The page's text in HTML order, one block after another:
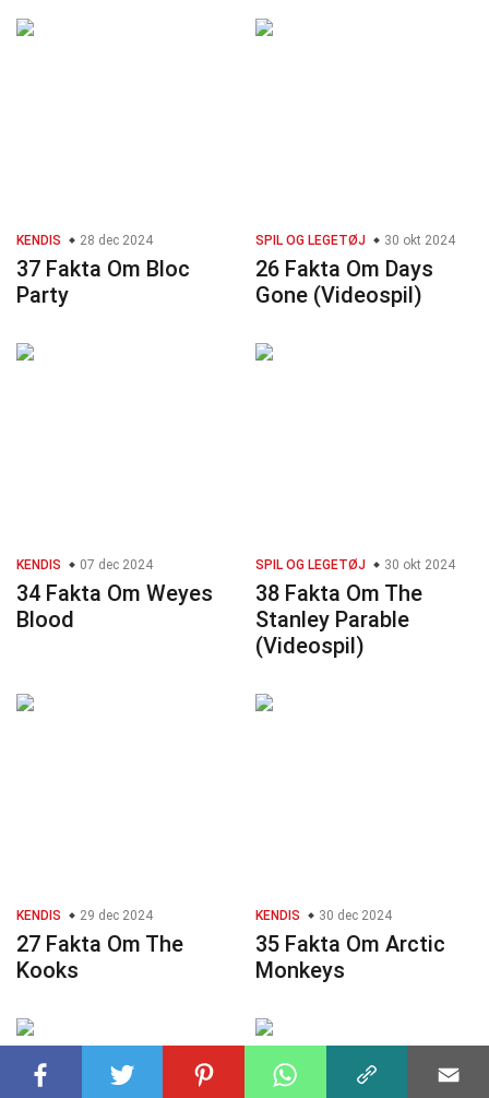
KENDIS 28 dec 2024
37 Fakta Om Bloc
Party
SPIL OG LEGETØJ 30 okt 2024
26 Fakta Om Days
Gone (Videospil)
KENDIS 07 dec 2024
34 Fakta Om Weyes
Blood
SPIL OG LEGETØJ 30 okt 2024
38 Fakta Om The
Stanley Parable
(Videospil)
KENDIS 29 dec 2024
27 Fakta Om The
Kooks
KENDIS 30 dec 2024
35 Fakta Om Arctic
Monkeys